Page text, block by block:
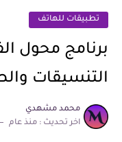
تطبيقات للهاتف
برنامج محول
التنسيقات
محمد مشهدي
اخر تحديث : منذ عام